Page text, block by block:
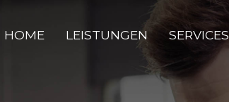
HOME LEISTUNGEN SERVICES